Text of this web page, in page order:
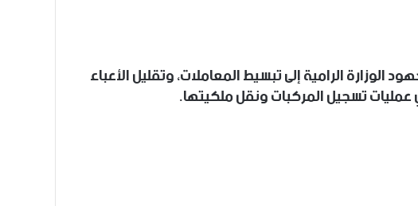
الوزارة الرامية إلى تبسيط المعاملات، وتقليل الأعباء
تسجيل المركبات ونقل ملكيتها.